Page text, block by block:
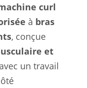
curl
à bras
, conçue
et
avec un travail